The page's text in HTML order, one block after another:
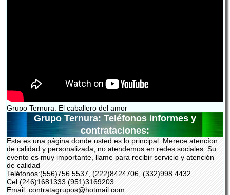
Grupo Ternura: El caballero del amor
Grupo Ternura: Teléfonos informes y
contrataciones:
Esta es una página donde usted es lo principal. Merece atencíon
de calidad y personalizada, no atendemos en redes sociales. Su
evento es muy importante, llame para recibir servicio y atención
de calidad
Teléfonos:(556)756 5537, (222)8424706, (332)998 4432
Cel:(246)1681333 (951)3169203
Email: contratagrupos@hotmail.com